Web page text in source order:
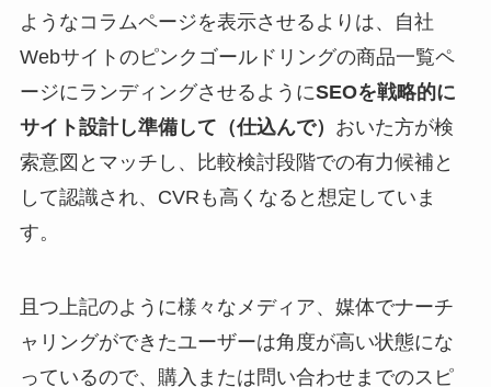
ようなコラムページを表示させるよりは、自社
Webサイトのピンクゴールドリングの商品一覧ペ
ージにランディングさせるようにSEOを戦略的に
サイト設計し準備して（仕込んで） おいた方が検
索意図とマッチし、比較検討段階での有力候補と
して認識され、CVRも高くなると想定していま
す。
且つ上記のように様々なメディア、媒体でナーチ
ャリングができたユーザーは角度が高い状態にな
っているので、購入または問い合わせまでのスピ